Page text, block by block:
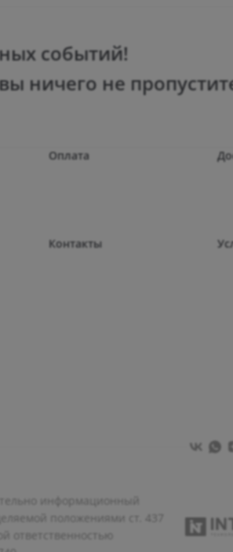
событий!
ничего не
Оплата
Контакты
информационный
положениями ст. 437
ответственностью